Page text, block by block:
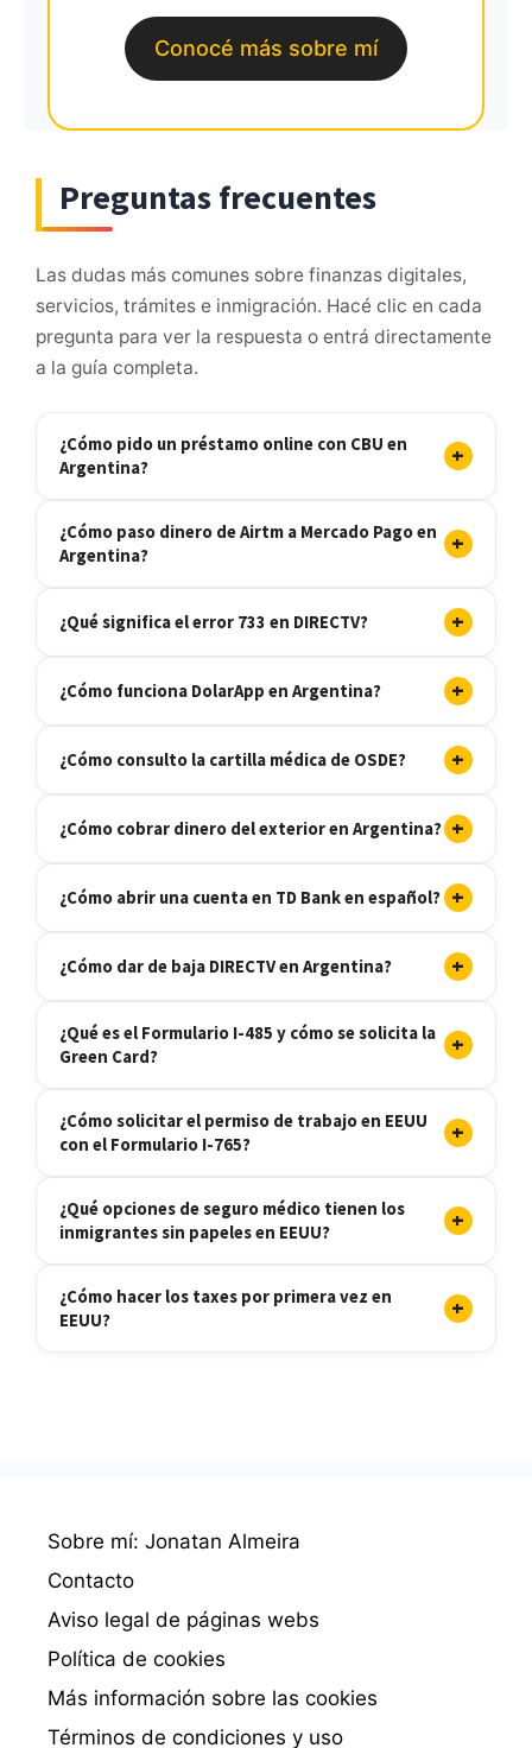
Conocé más sobre mí
Preguntas frecuentes
Las dudas más comunes sobre finanzas digitales,
servicios, trámites e inmigración. Hacé clic en cada
pregunta para ver la respuesta o entrá directamente
a la guía completa.
¿Cómo pido un préstamo online con CBU en
Argentina?
+
¿Cómo paso dinero de Airtm a Mercado Pago en
Argentina?
+
¿Qué significa el error 733 en DIRECTV? +
¿Cómo funciona DolarApp en Argentina? +
¿Cómo consulto la cartilla médica de OSDE? +
¿Cómo cobrar dinero del exterior en Argentina? +
¿Cómo abrir una cuenta en TD Bank en español? +
¿Cómo dar de baja DIRECTV en Argentina? +
¿Qué es el Formulario I-485 y cómo se solicita la
Green Card?
+
¿Cómo solicitar el permiso de trabajo en EEUU
con el Formulario I-765?
+
¿Qué opciones de seguro médico tienen los
inmigrantes sin papeles en EEUU?
+
¿Cómo hacer los taxes por primera vez en
EEUU?
+
Sobre mí: Jonatan Almeira
Contacto
Aviso legal de páginas webs
Política de cookies
Más información sobre las cookies
Términos de condiciones y uso